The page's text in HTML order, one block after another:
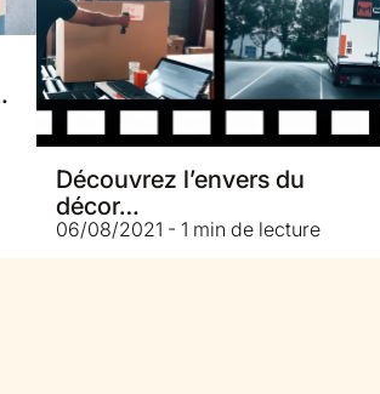
Découvrez l’envers du
décor…
06/08/2021 - 1 min de lecture